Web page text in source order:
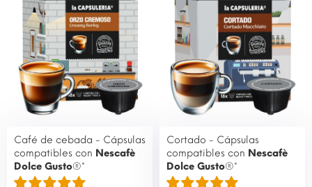
Café de cebada - Cápsulas
compatibles con Nescafè
Dolce Gusto®*
Cortado - Cápsulas
compatibles con Nescafè
Dolce Gusto®*